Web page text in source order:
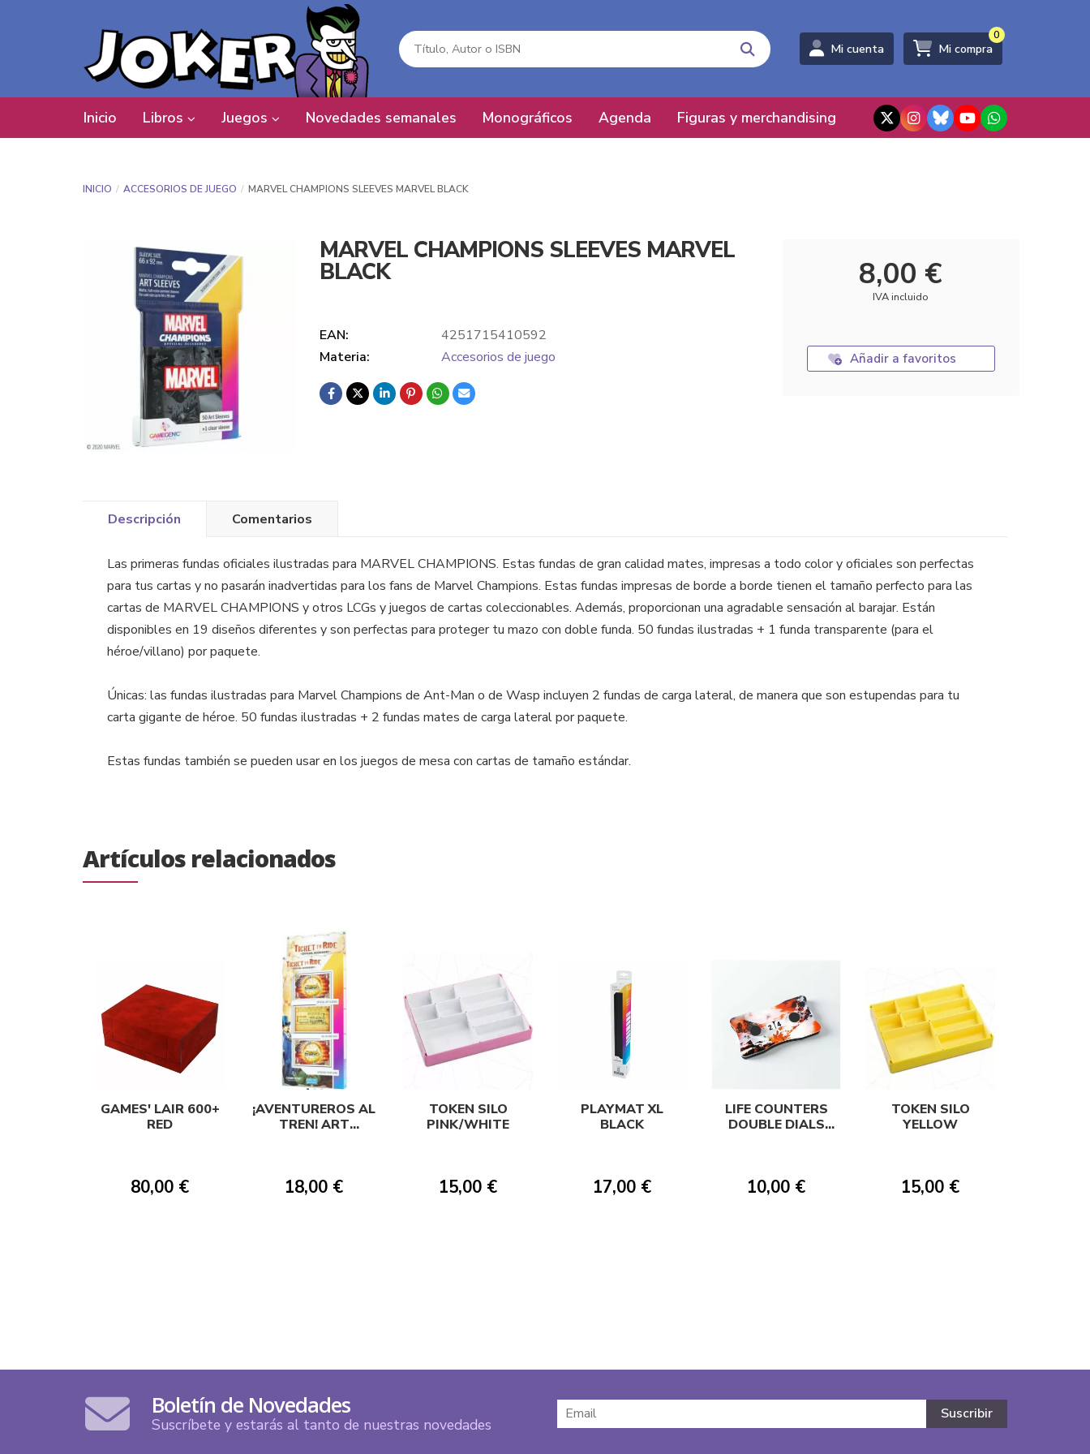
Mi cuenta Mi compra
0
Inicio Libros Juegos Novedades semanales Monográficos Agenda Figuras y merchandising
INICIO ACCESORIOS DE JUEGO MARVEL CHAMPIONS SLEEVES MARVEL BLACK
MARVEL CHAMPIONS SLEEVES MARVEL
BLACK
EAN:
4251715410592
Materia:
Accesorios de juego
8,00 €
IVA incluido
Añadir a favoritos
Descripción Comentarios
Las primeras fundas oficiales ilustradas para MARVEL CHAMPIONS. Estas fundas de gran calidad mates, impresas a todo color y oficiales son perfectas
para tus cartas y no pasarán inadvertidas para los fans de Marvel Champions. Estas fundas impresas de borde a borde tienen el tamaño perfecto para las
cartas de MARVEL CHAMPIONS y otros LCGs y juegos de cartas coleccionables. Además, proporcionan una agradable sensación al barajar. Están
disponibles en 19 diseños diferentes y son perfectas para proteger tu mazo con doble funda. 50 fundas ilustradas + 1 funda transparente (para el
héroe/villano) por paquete.
Únicas: las fundas ilustradas para Marvel Champions de Ant-Man o de Wasp incluyen 2 fundas de carga lateral, de manera que son estupendas para tu
carta gigante de héroe. 50 fundas ilustradas + 2 fundas mates de carga lateral por paquete.
Estas fundas también se pueden usar en los juegos de mesa con cartas de tamaño estándar.
Artículos relacionados
GAMES' LAIR 600+
RED
80,00 €
¡AVENTUREROS AL
TREN! ART
18,00 €
TOKEN SILO
PINK/WHITE
15,00 €
PLAYMAT XL
BLACK
17,00 €
LIFE COUNTERS
DOUBLE DIALS
10,00 €
TOKEN SILO
YELLOW
15,00 €
Boletín de Novedades
Suscríbete y estarás al tanto de nuestras novedades